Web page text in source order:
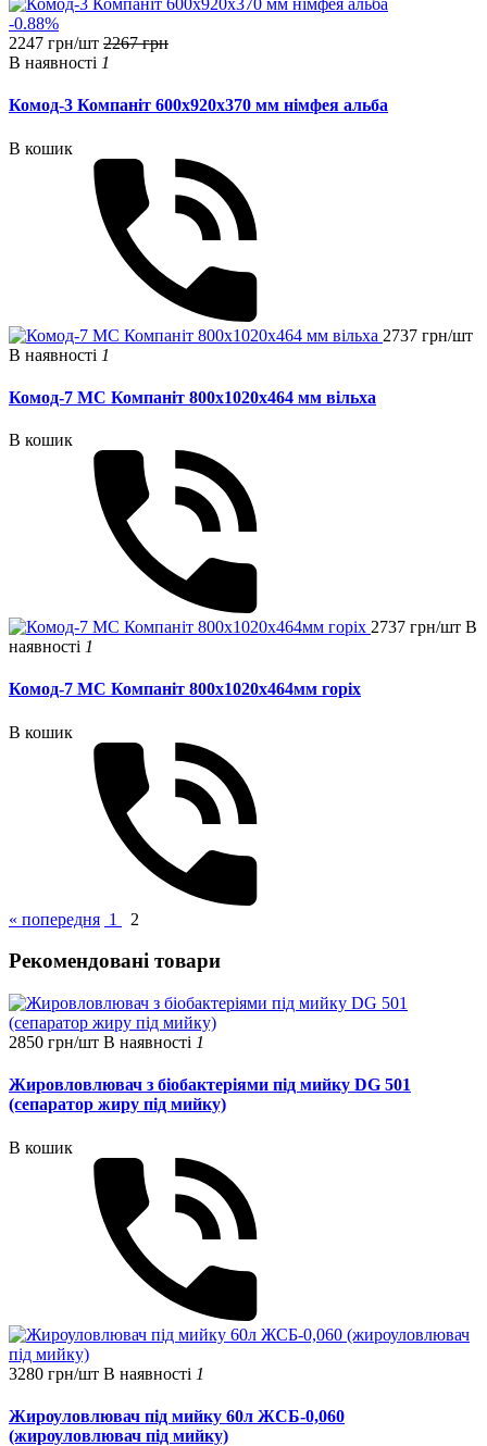
-0.88%
2247 грн/шт 2267 грн
В наявності 1
Комод-3 Компаніт 600х920х370 мм німфея альба
В кошик
2737 грн/шт
В наявності 1
Комод-7 МС Компаніт 800x1020x464 мм вільха
В кошик
2737 грн/шт В
наявності 1
Комод-7 МС Компаніт 800х1020х464мм горіх
В кошик
« попередня 1 2
Рекомендовані товари
2850 грн/шт В наявності 1
Жировловлювач з біобактеріями під мийку DG 501
(сепаратор жиру під мийку)
В кошик
3280 грн/шт В наявності 1
Жироуловлювач під мийку 60л ЖСБ-0,060
(жироуловлювач під мийку)